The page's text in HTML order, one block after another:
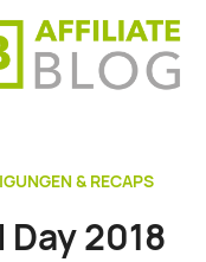
& RECAPS
2018